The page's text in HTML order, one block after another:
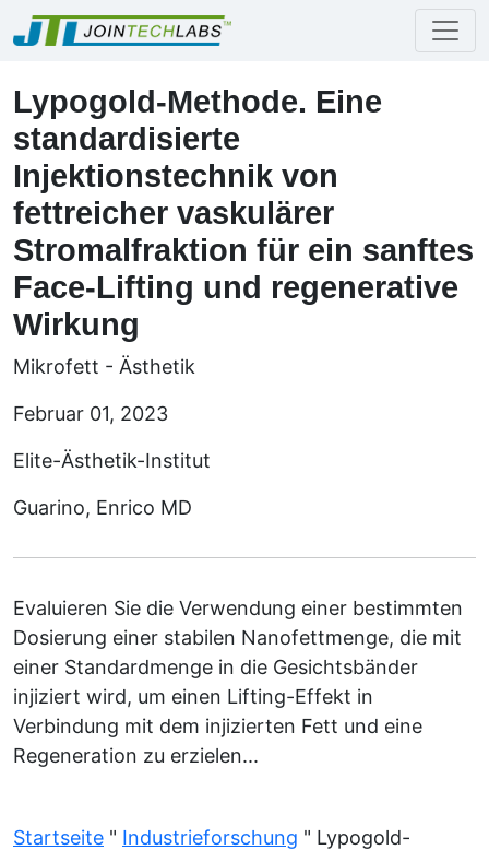
Lypogold-Methode. Eine
standardisierte
Injektionstechnik von
fettreicher vaskulärer
Stromalfraktion für ein sanftes
Face-Lifting und regenerative
Wirkung
Mikrofett - Ästhetik
Februar 01, 2023
Elite-Ästhetik-Institut
Guarino, Enrico MD
Evaluieren Sie die Verwendung einer bestimmten
Dosierung einer stabilen Nanofettmenge, die mit
einer Standardmenge in die Gesichtsbänder
injiziert wird, um einen Lifting-Effekt in
Verbindung mit dem injizierten Fett und eine
Regeneration zu erzielen...
Startseite " Industrieforschung " Lypogold-